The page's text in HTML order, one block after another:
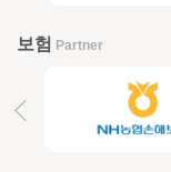
보험 Partner